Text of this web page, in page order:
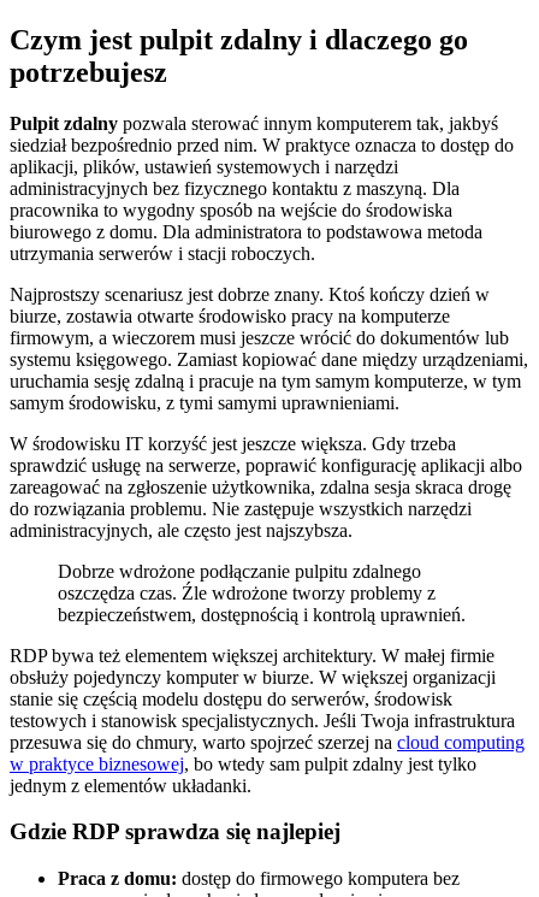
Czym jest pulpit zdalny i dlaczego go
potrzebujesz
Pulpit zdalny pozwala sterować innym komputerem tak, jakbyś
siedział bezpośrednio przed nim. W praktyce oznacza to dostęp do
aplikacji, plików, ustawień systemowych i narzędzi
administracyjnych bez fizycznego kontaktu z maszyną. Dla
pracownika to wygodny sposób na wejście do środowiska
biurowego z domu. Dla administratora to podstawowa metoda
utrzymania serwerów i stacji roboczych.
Najprostszy scenariusz jest dobrze znany. Ktoś kończy dzień w
biurze, zostawia otwarte środowisko pracy na komputerze
firmowym, a wieczorem musi jeszcze wrócić do dokumentów lub
systemu księgowego. Zamiast kopiować dane między urządzeniami,
uruchamia sesję zdalną i pracuje na tym samym komputerze, w tym
samym środowisku, z tymi samymi uprawnieniami.
W środowisku IT korzyść jest jeszcze większa. Gdy trzeba
sprawdzić usługę na serwerze, poprawić konfigurację aplikacji albo
zareagować na zgłoszenie użytkownika, zdalna sesja skraca drogę
do rozwiązania problemu. Nie zastępuje wszystkich narzędzi
administracyjnych, ale często jest najszybsza.
Dobrze wdrożone podłączanie pulpitu zdalnego
oszczędza czas. Źle wdrożone tworzy problemy z
bezpieczeństwem, dostępnością i kontrolą uprawnień.
RDP bywa też elementem większej architektury. W małej firmie
obsłuży pojedynczy komputer w biurze. W większej organizacji
stanie się częścią modelu dostępu do serwerów, środowisk
testowych i stanowisk specjalistycznych. Jeśli Twoja infrastruktura
przesuwa się do chmury, warto spojrzeć szerzej na cloud computing
w praktyce biznesowej, bo wtedy sam pulpit zdalny jest tylko
jednym z elementów układanki.
Gdzie RDP sprawdza się najlepiej
Praca z domu: dostęp do firmowego komputera bez